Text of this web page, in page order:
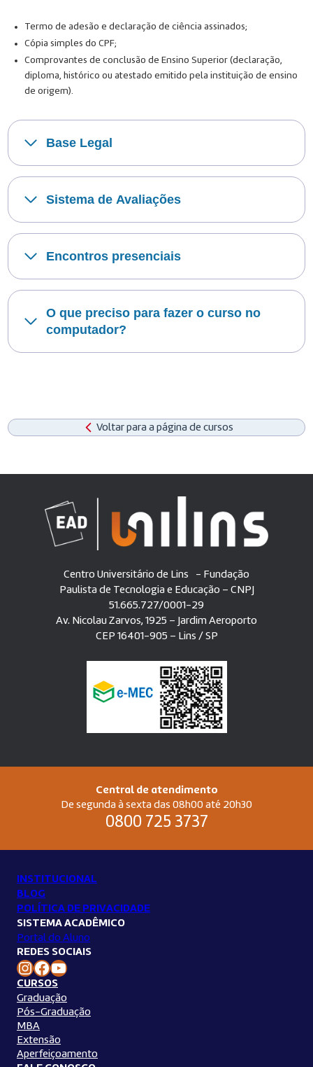
Termo de adesão e declaração de ciência assinados;
Cópia simples do CPF;
Comprovantes de conclusão de Ensino Superior (declaração,
diploma, histórico ou atestado emitido pela instituição de ensino
de origem).
Base Legal
Sistema de Avaliações
Encontros presenciais
O que preciso para fazer o curso no
computador?
Voltar para a página de cursos
Centro Universitário de Lins - Fundação
Paulista de Tecnologia e Educação – CNPJ
51.665.727/0001-29
Av. Nicolau Zarvos, 1925 – Jardim Aeroporto
CEP 16401-905 – Lins / SP
Central de atendimento
De segunda à sexta das 08h00 até 20h30
0800 725 3737
INSTITUCIONAL
BLOG
POLÍTICA DE PRIVACIDADE
SISTEMA ACADÊMICO
Portal do Aluno
REDES SOCIAIS
Instagram Unilins Facebook Unilins Youtube Unilins
CURSOS
Graduação
Pós-Graduação
MBA
Extensão
Aperfeiçoamento